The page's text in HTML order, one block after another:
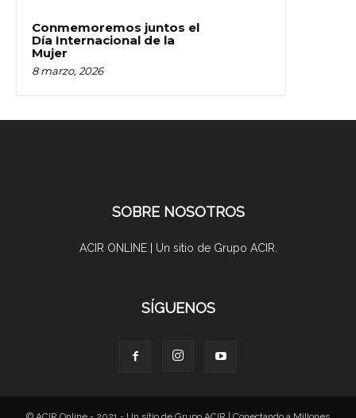
Conmemoremos juntos el
Día Internacional de la
Mujer
8 marzo, 2026
SOBRE NOSOTROS
ACIR ONLINE | Un sitio de Grupo ACIR.
SÍGUENOS